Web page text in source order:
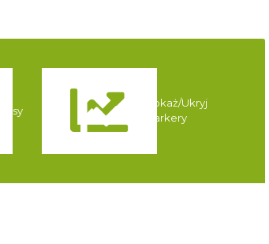
Trasy
Pokaż/Ukryj
markery